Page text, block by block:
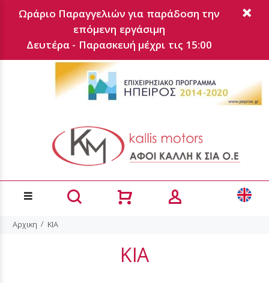
Ωράριο Παραγγελιών για παράδοση την
επόμενη εργάσιμη
Δευτέρα - Παρασκευή μέχρι τις 15:00
Αρχικη KIA
KIA